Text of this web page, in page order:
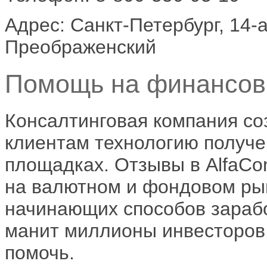
Адрес: Санкт-Петербург,
Преображенский
Помощь на
Консалтинговая компания
клиентам технологию
площадках. Отзывы в
на валютном и фондовом
начинающих способов
манит миллионы
помочь.